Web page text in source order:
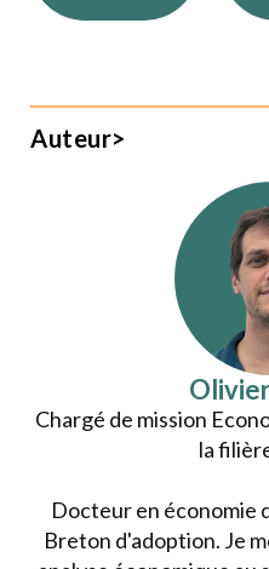
Auteur>
Chargé de mission
la
Docteur en économie
Breton d'adoption. Je